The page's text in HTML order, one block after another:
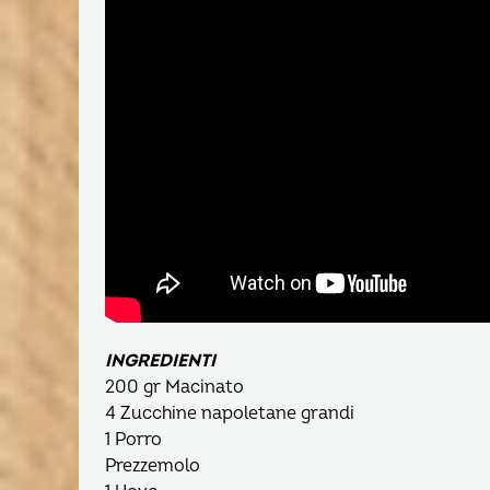
INGREDIENTI
200 gr Macinato
4 Zucchine napoletane grandi
1 Porro
Prezzemolo